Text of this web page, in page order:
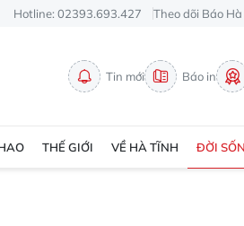
Hotline: 02393.693.427 Theo dõi Báo
Tin mới Báo in
THẾ GIỚI VỀ HÀ TĨNH ĐỜI